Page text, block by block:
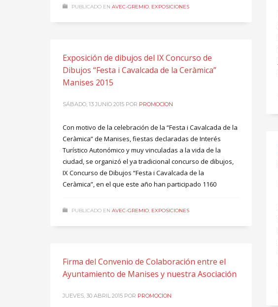
PUBLICADO EN AVEC-GREMIO, EXPOSICIONES
Exposición de dibujos del IX Concurso de
Dibujos “Festa i Cavalcada de la Ceràmica”
Manises 2015
SÁBADO, 13 JUNIO 2015 POR PROMOCION
Con motivo de la celebración de la “Festa i Cavalcada de la
Ceràmica” de Manises, fiestas declaradas de Interés
Turístico Autonómico y muy vinculadas a la vida de la
ciudad, se organizó el ya tradicional concurso de dibujos,
IX Concurso de Dibujos “Festa i Cavalcada de la
Ceràmica”, en el que este año han participado 1160
PUBLICADO EN AVEC-GREMIO, EXPOSICIONES
Firma del Convenio de Colaboración entre el
Ayuntamiento de Manises y nuestra Asociación
JUEVES, 30 ABRIL 2015 POR PROMOCION